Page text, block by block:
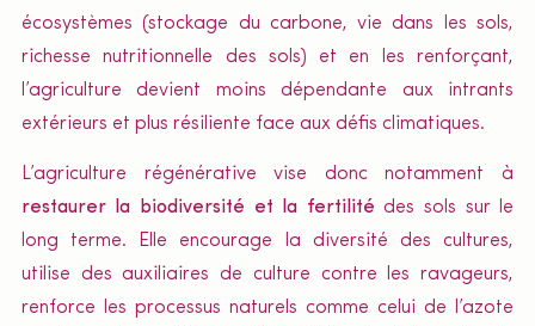
écosystèmes (stockage du carbone, vie dans les sols,
richesse nutritionnelle des sols) et en les renforçant,
l’agriculture devient moins dépendante aux intrants
extérieurs et plus résiliente face aux défis climatiques.
L’agriculture régénérative vise donc notamment à
restaurer la biodiversité
et la fertilité des sols sur le
long terme. Elle encourage la diversité des cultures,
utilise des auxiliaires de culture contre les ravageurs,
renforce les processus naturels comme celui de l’azote